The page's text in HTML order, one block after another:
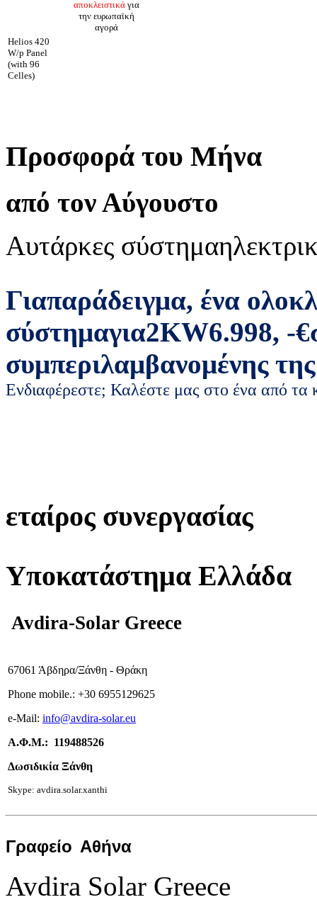
αποκλειστικά για
την ευρωπαϊκή
αγορά
Helios 420
W/p Panel
(with 96
Celles)
Προσφορά του Μήνα
από τον Αύγουστο
Αυτάρκες σύστημα
Γιαπαράδειγμα, ένα
σύστημαγια2KW6.998, -€
συμπεριλαμβανομένης
Ενδιαφέρεστε; Καλέστε μας στο ένα από τα
εταίρος συνεργασίας
Υποκατάστημα Ελλάδα
Avdira-Solar Greece
67061 Άβδηρα/Ξάνθη - Θράκη
Phone mobile.: +30 6955129625
e-Mail: info@avdira-solar.eu
Α.Φ.Μ.: 119488526
Δωσιδικία Ξάνθη
Skype: avdira.solar.xanthi
Γραφείο Αθήνα
Avdira Solar Greece